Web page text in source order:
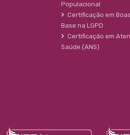
Populacional
Certificação em
Base na LGPD
Certificação em
Saúde (ANS)